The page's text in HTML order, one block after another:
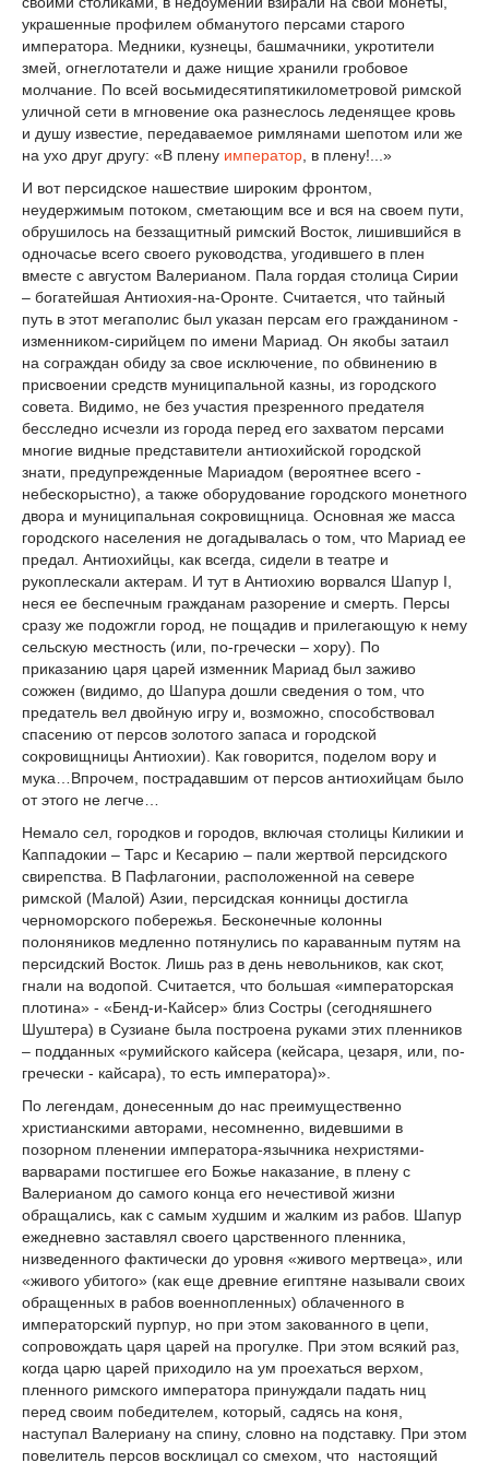
украшенные профилем обманутого персами старого
императора. Медники, кузнецы, башмачники, укротители
змей, огнеглотатели и даже нищие хранили гробовое
молчание. По всей восьмидесятипятикилометровой римской
уличной сети в мгновение ока разнеслось леденящее кровь
и душу известие, передаваемое римлянами шепотом или же
на ухо друг другу: «В плену император, в плену!...»
И вот персидское нашествие широким фронтом,
неудержимым потоком, сметающим все и вся на своем пути,
обрушилось на беззащитный римский Восток, лишившийся в
одночасье всего своего руководства, угодившего в плен
вместе с августом Валерианом. Пала гордая столица Сирии
– богатейшая Антиохия-на-Оронте. Считается, что тайный
путь в этот мегаполис был указан персам его гражданином -
изменником-сирийцем по имени Мариад. Он якобы затаил
на сограждан обиду за свое исключение, по обвинению в
присвоении средств муниципальной казны, из городского
совета. Видимо, не без участия презренного предателя
бесследно исчезли из города перед его захватом персами
многие видные представители антиохийской городской
знати, предупрежденные Мариадом (вероятнее всего -
небескорыстно), а также оборудование городского монетного
двора и муниципальная сокровищница. Основная же масса
городского населения не догадывалась о том, что Мариад ее
предал. Антиохийцы, как всегда, сидели в театре и
рукоплескали актерам. И тут в Антиохию ворвался Шапур I,
неся ее беспечным гражданам разорение и смерть. Персы
сразу же подожгли город, не пощадив и прилегающую к нему
сельскую местность (или, по-гречески – хору). По
приказанию царя царей изменник Мариад был заживо
сожжен (видимо, до Шапура дошли сведения о том, что
предатель вел двойную игру и, возможно, способствовал
спасению от персов золотого запаса и городской
сокровищницы Антиохии). Как говорится, поделом вору и
мука…Впрочем, пострадавшим от персов антиохийцам было
от этого не легче…
Немало сел, городков и городов, включая столицы Киликии и
Каппадокии – Тарс и Кесарию – пали жертвой персидского
свирепства. В Пафлагонии, расположенной на севере
римской (Малой) Азии, персидская конницы достигла
черноморского побережья. Бесконечные колонны
полоняников медленно потянулись по караванным путям на
персидский Восток. Лишь раз в день невольников, как скот,
гнали на водопой. Считается, что большая «императорская
плотина» - «Бенд-и-Кайсер» близ Состры (сегодняшнего
Шуштера) в Сузиане была построена руками этих пленников
– подданных «румийского кайсера (кейсара, цезаря, или, по-
гречески - кайсара), то есть императора)».
По легендам, донесенным до нас преимущественно
христианскими авторами, несомненно, видевшими в
позорном пленении императора-язычника нехристями-
варварами постигшее его Божье наказание, в плену с
Валерианом до самого конца его нечестивой жизни
обращались, как с самым худшим и жалким из рабов. Шапур
ежедневно заставлял своего царственного пленника,
низведенного фактически до уровня «живого мертвеца», или
«живого убитого» (как еще древние египтяне называли своих
обращенных в рабов военнопленных) облаченного в
императорский пурпур, но при этом закованного в цепи,
сопровождать царя царей на прогулке. При этом всякий раз,
когда царю царей приходило на ум проехаться верхом,
пленного римского императора принуждали падать ниц
перед своим победителем, который, садясь на коня,
наступал Валериану на спину, словно на подставку. При этом
повелитель персов восклицал со смехом, что настоящий